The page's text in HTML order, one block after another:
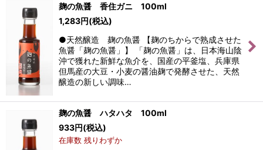
麹の魚醤 香住ガニ 100ml
1,283円(税込)
●天然醸造 麹の魚醤 【麹のちからで熟成させた
魚醤「麹の魚醤」】 「麹の魚醤」は、日本海山陰
沖で獲れた新鮮な魚介を、国産の平釜塩、兵庫県
但馬産の大豆・小麦の醤油麹で発酵させた、天然
醸造の新しい調味…
麹の魚醤 ハタハタ 100ml
933円(税込)
在庫数 残りわずか